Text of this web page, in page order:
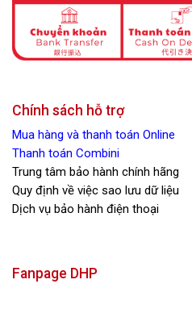
Chính sách hỗ trợ
Mua hàng và thanh toán Online
Thanh toán Combini
Trung tâm bảo hành chính hãng
Quy định về việc sao lưu dữ liệu
Dịch vụ bảo hành điện thoại
Fanpage DHP